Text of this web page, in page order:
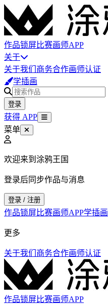
作品锁屏比赛画师APP
关于
关于我们 商务合作画师认证
学插画
登录
获得 APP
菜单
欢迎来到涂鸦王国
登录后同步作品与消息
登录 / 注册
作品锁屏比赛画师APP学插画
更多
关于我们 商务合作画师认证
作品锁屏比赛画师APP